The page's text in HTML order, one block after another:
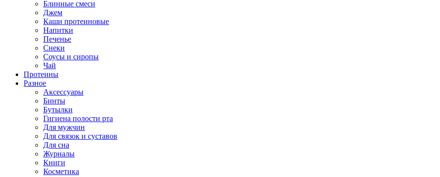
Блинные смеси
Джем
Каши протеиновые
Напитки
Печенье
Снеки
Соусы и сиропы
Чай
Протеины
Разное
Аксессуары
Бинты
Бутылки
Гигиена полости рта
Для мужчин
Для связок и суставов
Для сна
Журналы
Книги
Косметика